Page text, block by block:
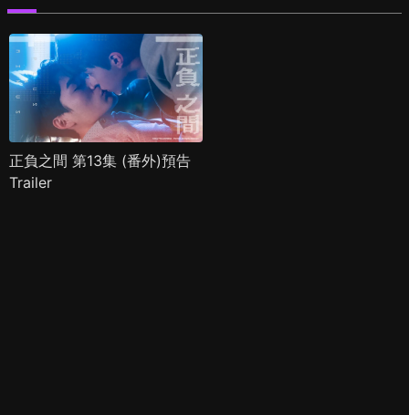
正負之間 第13集 (番外)預告
Trailer